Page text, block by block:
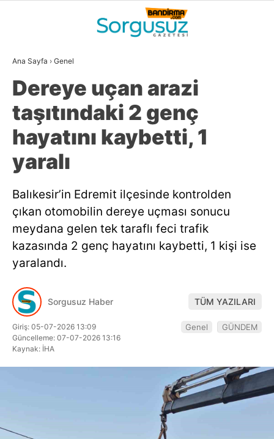
Instagram
28.8
BALIKESIR
YAZARLAR
DÜNYA
SİYASET
EKONOMİ
SPOR
MAGAZİN
EĞİTİM
Ana Sayfa › Genel
Dereye uçan arazi
taşıtındaki 2 genç
hayatını kaybetti, 1
yaralı
Balıkesir’in Edremit ilçesinde kontrolden
çıkan otomobilin dereye uçması sonucu
meydana gelen tek taraflı feci trafik
kazasında 2 genç hayatını kaybetti, 1 kişi ise
yaralandı.
Sorgusuz Haber TÜM YAZILARI
Giriş: 05-07-2026 13:09
Güncelleme: 07-07-2026 13:16
Kaynak: İHA
Genel GÜNDEM